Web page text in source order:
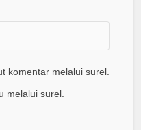
komentar melalui surel.
melalui surel.